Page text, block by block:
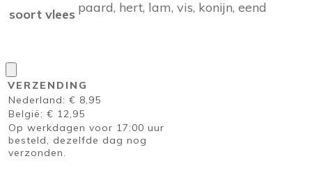
soort vlees paard, hert, lam, vis, konijn, eend
VERZENDING
Nederland: € 8,95
België: € 12,95
Op werkdagen voor 17:00 uur
besteld, dezelfde dag nog
verzonden.